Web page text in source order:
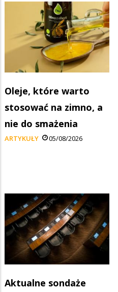
Oleje, które warto
stosować na zimno, a
nie do smażenia
ARTYKUŁY 05/08/2026
Aktualne sondaże